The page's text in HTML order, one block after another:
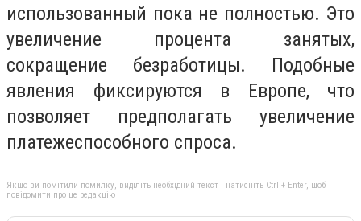
использованный пока не полностью. Это
увеличение процента занятых,
сокращение безработицы. Подобные
явления фиксируются в Европе, что
позволяет предполагать увеличение
платежеспособного спроса.
Якщо ви помітили помилку, виділіть необхідний текст і натисніть Ctrl + Enter, щоб
повідомити про це редакцію